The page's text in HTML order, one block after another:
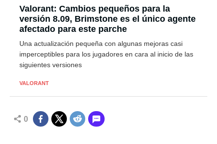
Valorant: Cambios pequeños para la
versión 8.09, Brimstone es el único agente
afectado para este parche
Una actualización pequeña con algunas mejoras casi
imperceptibles para los jugadores en cara al inicio de las
siguientes versiones
VALORANT
0